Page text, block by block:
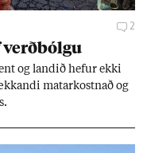
2
verð­bólgu
og land­ið hef­ur ekki
mat­ar­kostn­að og